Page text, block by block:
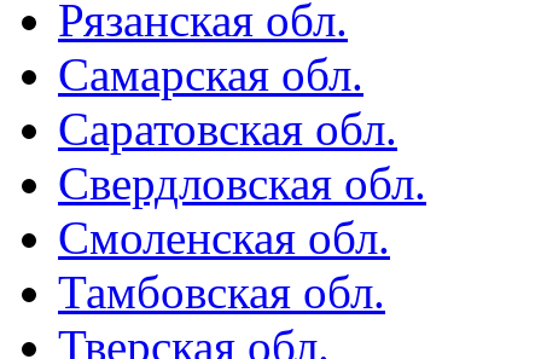
Рязанская обл.
Самарская обл.
Саратовская обл.
Свердловская обл.
Смоленская обл.
Тамбовская обл.
Тверская обл.